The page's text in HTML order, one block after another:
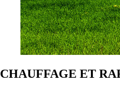
CHAUFFAGE ET